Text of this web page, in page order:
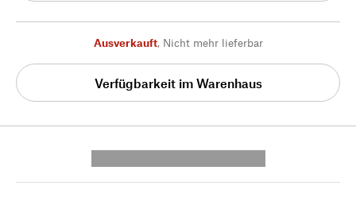
Ausverkauft, Nicht mehr lieferbar
Verfügbarkeit im Warenhaus